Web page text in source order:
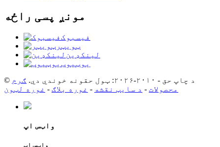
مونږ پسی راځه
فیسبوک
ټویټر
لینکډین
یوټیوب
© د چاپ حق - ۲۰۱۰-۲۰۲۶: ټول حقونه خوندي دي.
ګرم
محصولات - د سایټ نقشه - غوره بلاګ - غوره لټون
واټس اپ
واټس اپ